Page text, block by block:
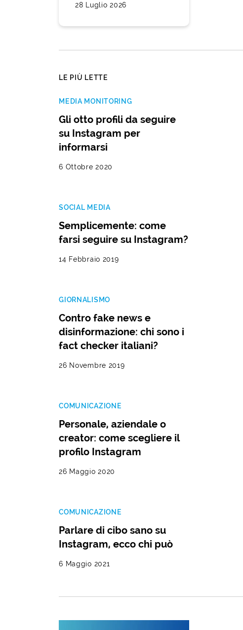
28 Luglio 2026
LE PIÙ LETTE
MEDIA MONITORING
Gli otto profili da seguire
su Instagram per
informarsi
6 Ottobre 2020
SOCIAL MEDIA
Semplicemente: come
farsi seguire su Instagram?
14 Febbraio 2019
GIORNALISMO
Contro fake news e
disinformazione: chi sono i
fact checker italiani?
26 Novembre 2019
COMUNICAZIONE
Personale, aziendale o
creator: come scegliere il
profilo Instagram
26 Maggio 2020
COMUNICAZIONE
Parlare di cibo sano su
Instagram, ecco chi può
6 Maggio 2021